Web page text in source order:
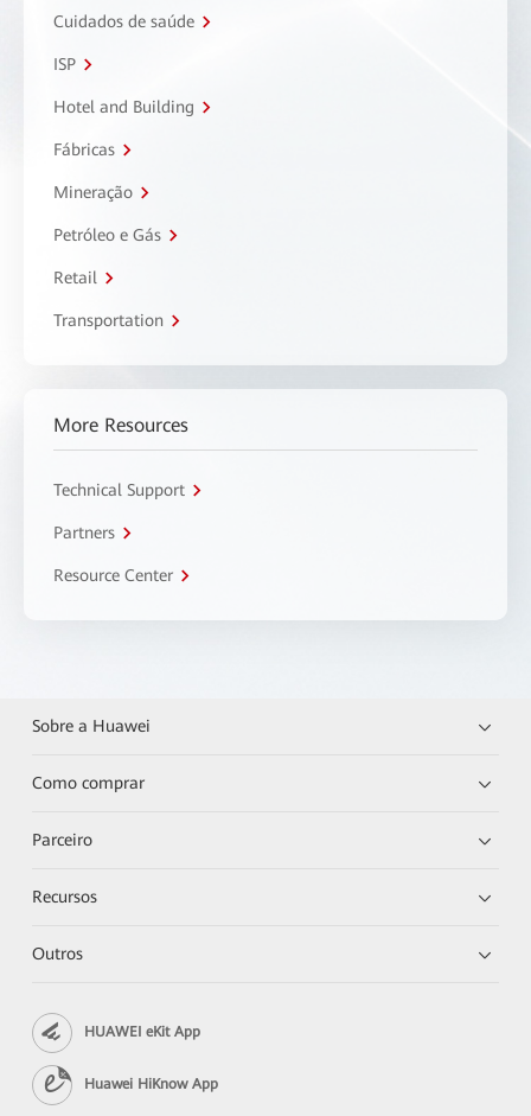
Cuidados de saúde
ISP
Hotel and Building
Fábricas
Mineração
Petróleo e Gás
Retail
Transportation
More Resources
Technical Support
Partners
Resource Center
Sobre a Huawei
Como comprar
Parceiro
Recursos
Outros
HUAWEI eKit App
Huawei HiKnow App